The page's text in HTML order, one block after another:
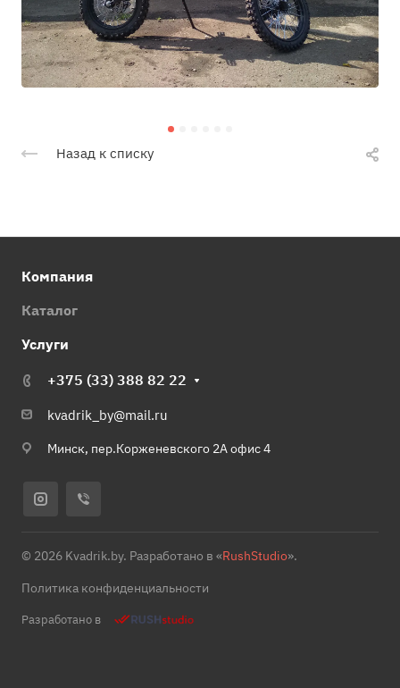
Назад к списку
Компания
Каталог
Услуги
+375 (33) 388 82 22
kvadrik_by@mail.ru
Минск, пер.Корженевского 2А офис 4
© 2026 Kvadrik.by. Разработано в «RushStudio».
Политика конфиденциальности
Разработано в